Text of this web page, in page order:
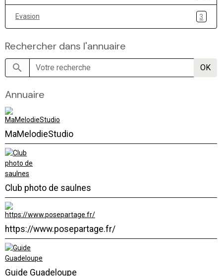
Evasion 3
Rechercher dans l'annuaire
OK
Annuaire
MaMelodieStudio
Club photo de saulnes
https://www.posepartage.fr/
Guide Guadeloupe